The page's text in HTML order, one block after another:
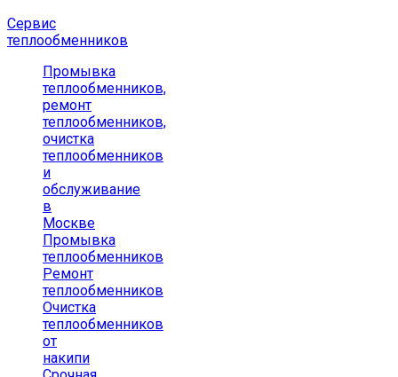
Сервис
теплообменников
Промывка
теплообменников,
ремонт
теплообменников,
очистка
теплообменников
и
обслуживание
в
Москве
Промывка
теплообменников
Ремонт
теплообменников
Очистка
теплообменников
от
накипи